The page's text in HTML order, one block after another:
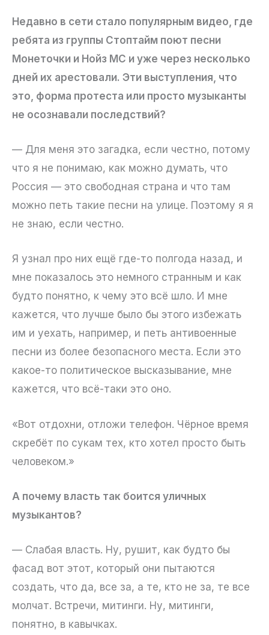
Недавно в сети стало популярным видео, где
ребята из группы Стоптайм поют песни
Монеточки и Нойз MC и уже через несколько
дней их арестовали. Эти выступления, что
это, форма протеста или просто музыканты
не осознавали последствий?
— Для меня это загадка, если честно, потому
что я не понимаю, как можно думать, что
Россия — это свободная страна и что там
можно петь такие песни на улице. Поэтому я я
не знаю, если честно.
Я узнал про них ещё где-то полгода назад, и
мне показалось это немного странным и как
будто понятно, к чему это всё шло. И мне
кажется, что лучше было бы этого избежать
им и уехать, например, и петь антивоенные
песни из более безопасного места. Если это
какое-то политическое высказывание, мне
кажется, что всё-таки это оно.
«Вот отдохни, отложи телефон. Чёрное время
скребёт по сукам тех, кто хотел просто быть
человеком.»
А почему власть так боится уличных
музыкантов?
— Слабая власть. Ну, рушит, как будто бы
фасад вот этот, который они пытаются
создать, что да, все за, а те, кто не за, те все
молчат. Встречи, митинги. Ну, митинги,
понятно, в кавычках.